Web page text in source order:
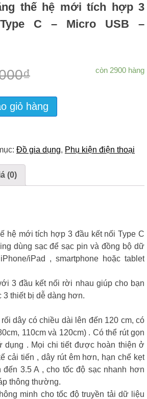
thế hệ mới tích hợp 3
C – Micro USB –
₫ còn 2900 hàng
giỏ hàng
Đồ gia dụng, Phụ kiện điện thoại
(0)
hệ mới tích hợp 3 đầu kết nối Type C
dùng sạc để sạc pin và đồng bộ dữ
iPad , smartphone hoặc tablet
3 đầu kết nối rời nhau giúp cho bạn
3 thiết bị dễ dàng hơn.
dây có chiều dài lên đến 120 cm, có
110cm và 120cm) . Có thể rút gọn
dụng . Mọi chi tiết được hoàn thiện ở
cải tiến , dây rút êm hơn, hạn chế kẹt
3.5 A , cho tốc độ sạc nhanh hơn
thông thường.
minh cho tốc độ truyền tải dữ liệu